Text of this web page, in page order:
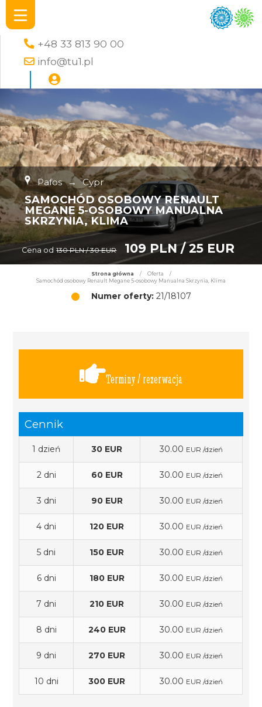
+48 33 813 90 00
info@tu1.pl
Pafos → Cypr
SAMOCHÓD OSOBOWY RENAULT
MEGANE 5-OSOBOWY MANUALNA
SKRZYNIA, KLIMA
Cena od 130 PLN / 30 EUR 109 PLN / 25 EUR
Strona główna / Oferta
/
Samochód osobowy Renault Megane 5-osobowy Manualna Skrzynia, Klima
Numer oferty:21/18107
Terminy / rezerwacja
Cennik
1 dzień 30 EUR 30.00 EUR /dzień
2 dni 60 EUR 30.00 EUR /dzień
3 dni 90 EUR 30.00 EUR /dzień
4 dni 120 EUR 30.00 EUR /dzień
5 dni 150 EUR 30.00 EUR /dzień
6 dni 180 EUR 30.00 EUR /dzień
7 dni 210 EUR 30.00 EUR /dzień
8 dni 240 EUR 30.00 EUR /dzień
9 dni 270 EUR 30.00 EUR /dzień
10 dni 300 EUR 30.00 EUR /dzień